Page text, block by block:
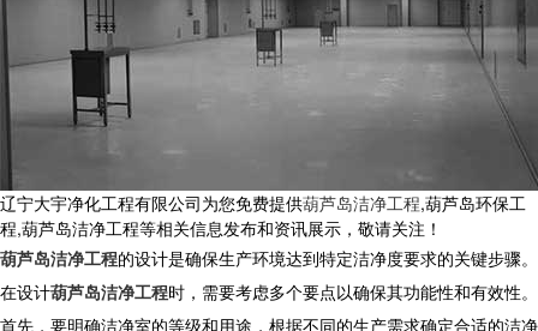
辽宁大宇净化工程有限公司为您免费提供葫芦岛洁净工程,葫芦岛环保工
程,葫芦岛洁净工程等相关信息发布和资讯展示，敬请关注！
葫芦岛洁净工程的设计是确保生产环境达到特定洁净度要求的关键步骤。
在设计葫芦岛洁净工程时，需要考虑多个要点以确保其功能性和有效性。
首先，要明确洁净室的等级和用途，根据不同的生产需求确定合适的洁净